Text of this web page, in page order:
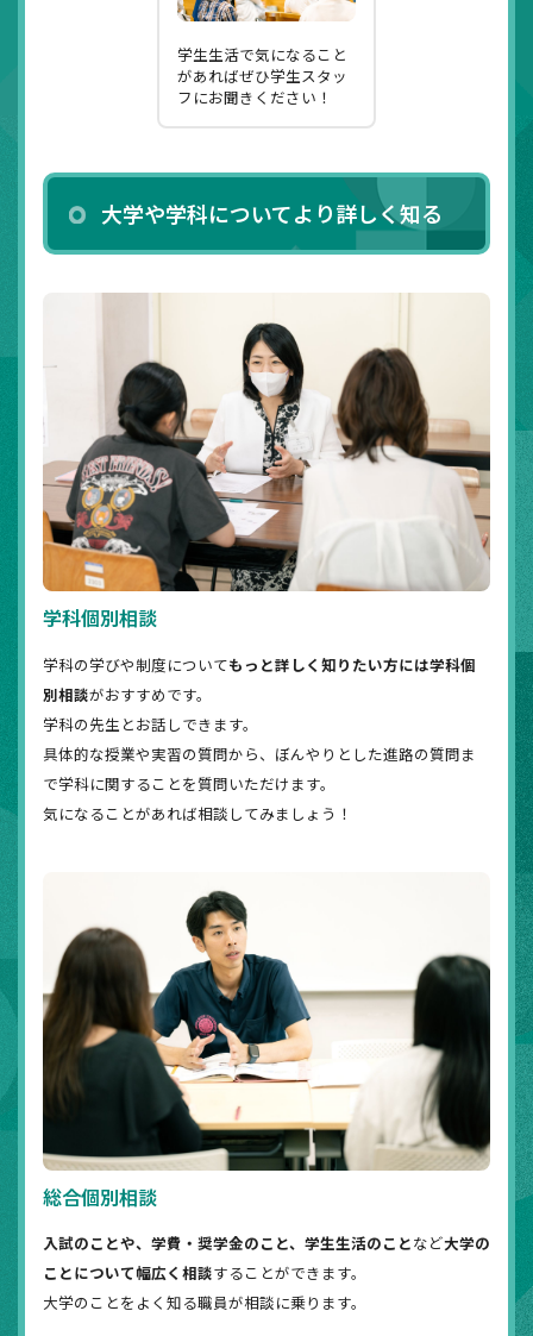
学生生活で気になること
があればぜひ学生スタッ
フにお聞きください！
大学や学科についてより詳しく知る
学科個別相談
学科の学びや制度についてもっと詳しく知りたい方には学科個
別相談がおすすめです。
学科の先生とお話しできます。
具体的な授業や実習の質問から、ぼんやりとした進路の質問ま
で学科に関することを質問いただけます。
気になることがあれば相談してみましょう！
総合個別相談
入試のことや、学費・奨学金のこと、学生生活のことなど大学の
ことについて幅広く相談することができます。
大学のことをよく知る職員が相談に乗ります。